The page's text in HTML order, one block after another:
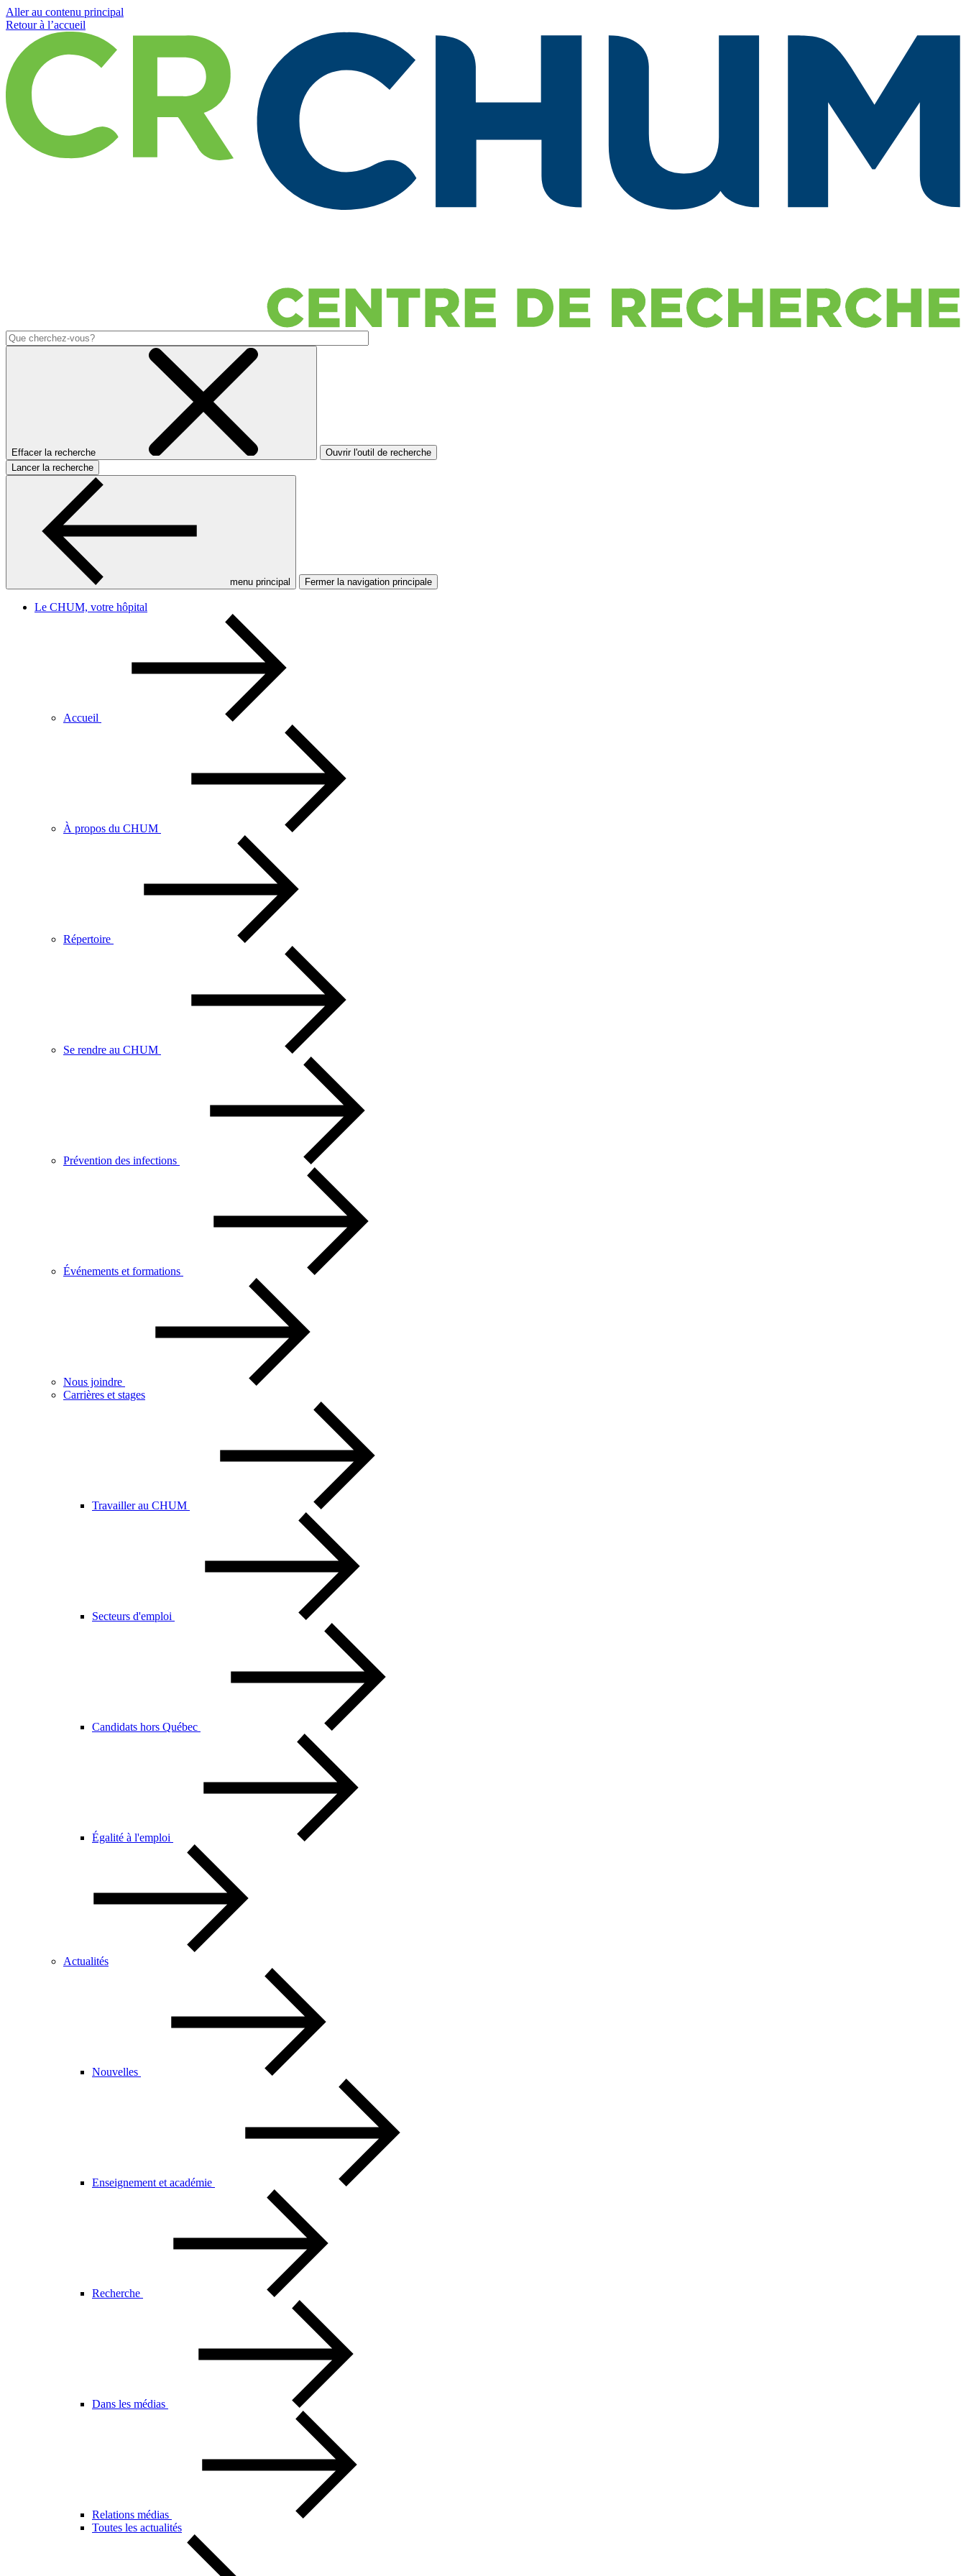
Aller au contenu principal
Retour à l’accueil
Effacer la recherche
Ouvrir l'outil de recherche
Lancer la recherche
menu principal Fermer la navigation principale
Le CHUM, votre hôpital
Accueil
À propos du CHUM
Répertoire
Se rendre au CHUM
Prévention des infections
Événements et formations
Nous joindre
Carrières et stages
Travailler au CHUM
Secteurs d'emploi
Candidats hors Québec
Égalité à l'emploi
Actualités
Nouvelles
Enseignement et académie
Recherche
Dans les médias
Relations médias
Toutes les actualités